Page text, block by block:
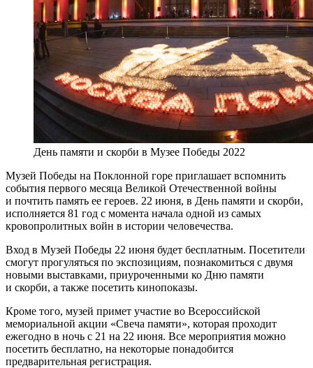
День памяти и скорби в Музее Победы 2022
Музей Победы на Поклонной горе приглашает вспомнить
события первого месяца Великой Отечественной войны
и почтить память ее героев. 22 июня, в День памяти и скорби,
исполняется 81 год с момента начала одной из самых
кровопролитных войн в истории человечества.
Вход в Музей Победы 22 июня будет бесплатным. Посетители
смогут прогуляться по экспозициям, познакомиться с двумя
новыми выставками, приуроченными ко Дню памяти
и скорби, а также посетить кинопоказы.
Кроме того, музей примет участие во Всероссийской
мемориальной акции «Свеча памяти», которая проходит
ежегодно в ночь с 21 на 22 июня. Все мероприятия можно
посетить бесплатно, на некоторые понадобится
предварительная регистрация.